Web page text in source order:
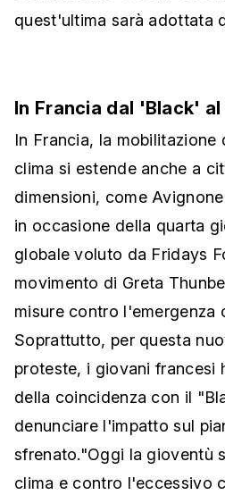
quest'ultima sarà adottata
In Francia dal 'Black'
In Francia, la mobilitazione
clima si estende anche a
dimensioni, come
in occasione della quarta
globale voluto da Fridays
movimento di Greta
misure contro l'emergenza
Soprattutto, per questa
proteste, i giovani francesi
della coincidenza con il
denunciare l'impatto sul
sfrenato."Oggi la gioventù
clima e contro l'eccessivo